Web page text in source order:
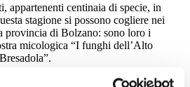
appartenenti centinaia di specie, in
stagione si possono cogliere nei
provincia di Bolzano: sono loro i
micologica “I funghi dell’Alto